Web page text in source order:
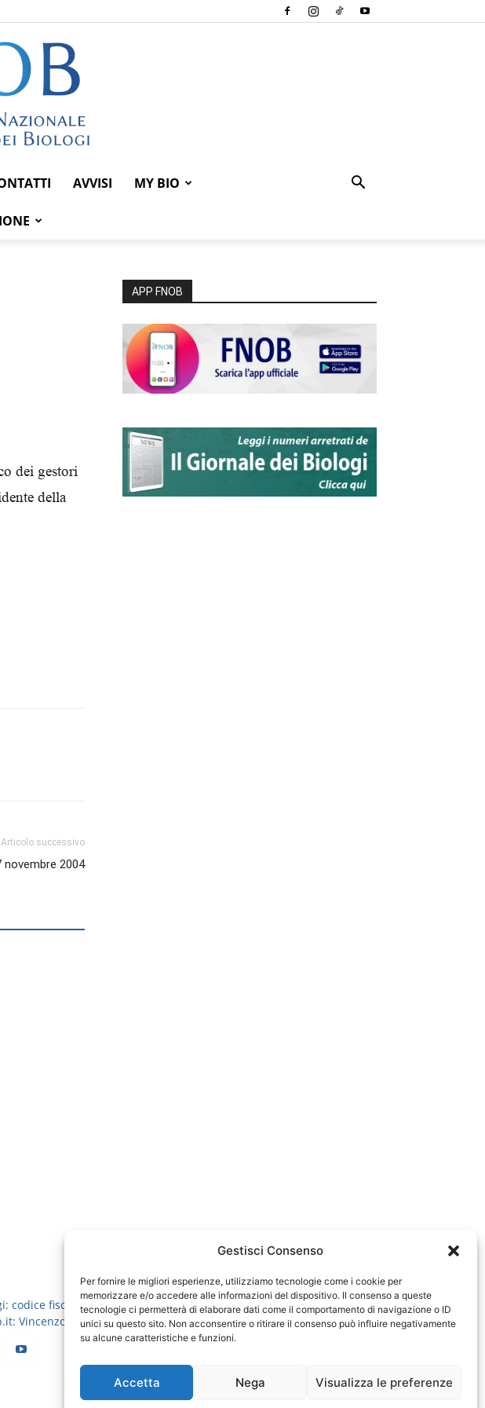
Gestisci Consenso
Per fornire le migliori esperienze, utilizziamo tecnologie come i cookie per
memorizzare e/o accedere alle informazioni del dispositivo. Il consenso a queste
tecnologie ci permetterà di elaborare dati come il comportamento di navigazione o ID
unici su questo sito. Non acconsentire o ritirare il consenso può influire negativamente
su alcune caratteristiche e funzioni.
Accetta Nega Visualizza le preferenze
AVVISI MY BIO
dei gestori
della
Articolo successivo
novembre 2004
APP FNOB
codice fiscale 80069130583
Vincenzo D'Anna